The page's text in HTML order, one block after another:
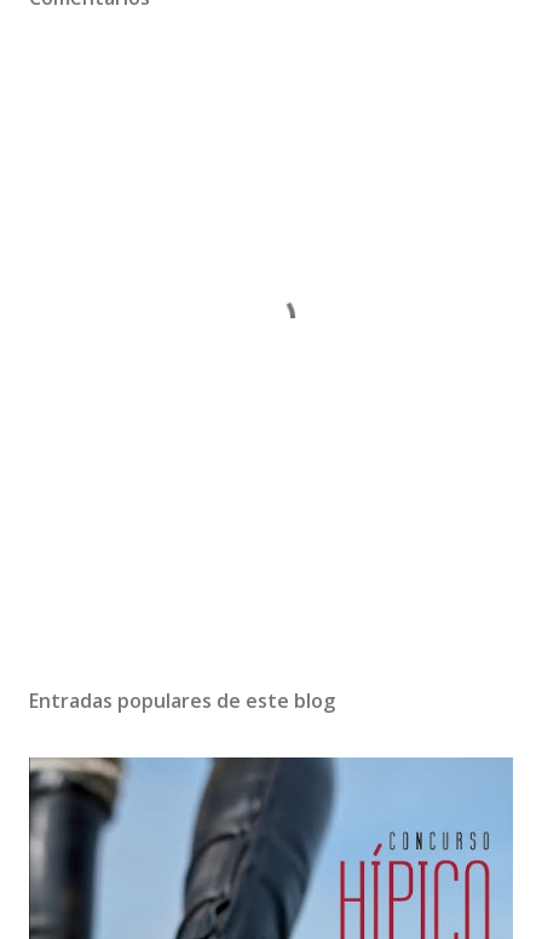
Entradas populares de este blog